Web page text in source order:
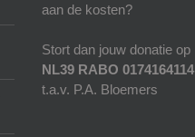
aan de kosten?
Stort dan jouw donatie op
NL39 RABO 0174164114
t.a.v. P.A. Bloemers